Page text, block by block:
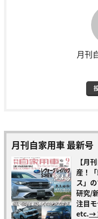
月刊
月刊自家用車 最新号
【月
産！
ス」
研究/
注目
etc.→